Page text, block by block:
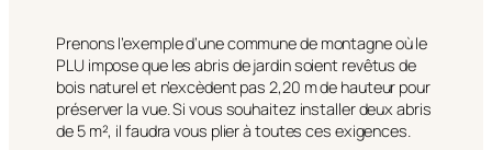
Prenons l’exemple d’une commune de montagne où le
PLU impose que les abris de jardin soient revêtus de
bois naturel et n’excèdent pas 2,20 m de hauteur pour
préserver la vue. Si vous souhaitez installer deux abris
de 5 m², il faudra vous plier à toutes ces exigences.